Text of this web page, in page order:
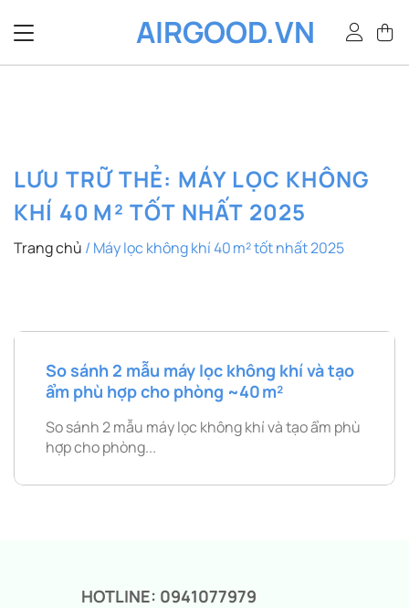
qua
dung
AIRGOOD.VN
LƯU TRỮ THẺ: MÁY LỌC KHÔNG
KHÍ 40 M² TỐT NHẤT 2025
Trang chủ / Máy lọc không khí 40 m² tốt nhất 2025
So sánh 2 mẫu máy lọc không khí và tạo
ẩm phù hợp cho phòng ~40 m²
So sánh 2 mẫu máy lọc không khí và tạo ẩm phù
hợp cho phòng...
HOTLINE: 0941077979